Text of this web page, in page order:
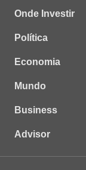
Onde Investir
Política
Economia
Mundo
Business
Advisor